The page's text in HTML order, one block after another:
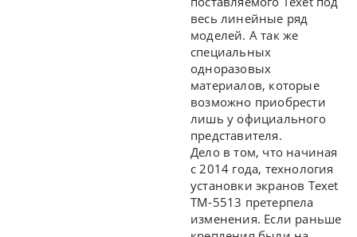
весь линейные ряд
моделей. А так же
специальных
одноразовых
материалов, которые
возможно приобрести
лишь у официального
представителя.
Дело в том, что начиная
с 2014 года, технология
установки экранов Texet
TM-5513 претерпела
изменения. Если раньше